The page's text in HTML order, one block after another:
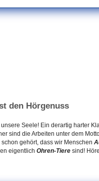
den Hörgenuss
Seele! Ein derartig harter
sind die Arbeiten unter dem
gehört, dass wir Menschen
eigentlich Ohren-Tiere sind!